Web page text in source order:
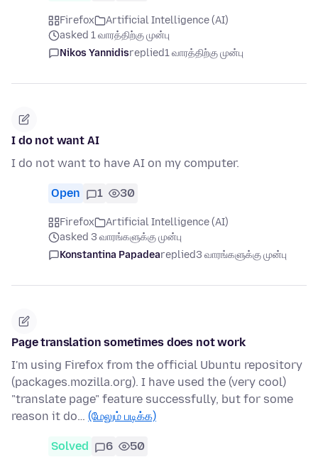
Firefox
Artificial Intelligence (AI)
asked 1 வாரத்திற்கு முன்பு
Nikos Yannidisreplied1 வாரத்திற்கு முன்பு
I do not want AI
I do not want to have AI on my computer.
Open 1 30
Firefox
Artificial Intelligence (AI)
asked 3 வாரங்களுக்கு முன்பு
Konstantina Papadeareplied3 வாரங்களுக்கு முன்பு
Page translation sometimes does not work
I'm using Firefox from the official Ubuntu repository
(packages.mozilla.org). I have used the (very cool)
"translate page" feature successfully, but for some
reason it do… (மேலும் படிக்க)
Solved 6 50